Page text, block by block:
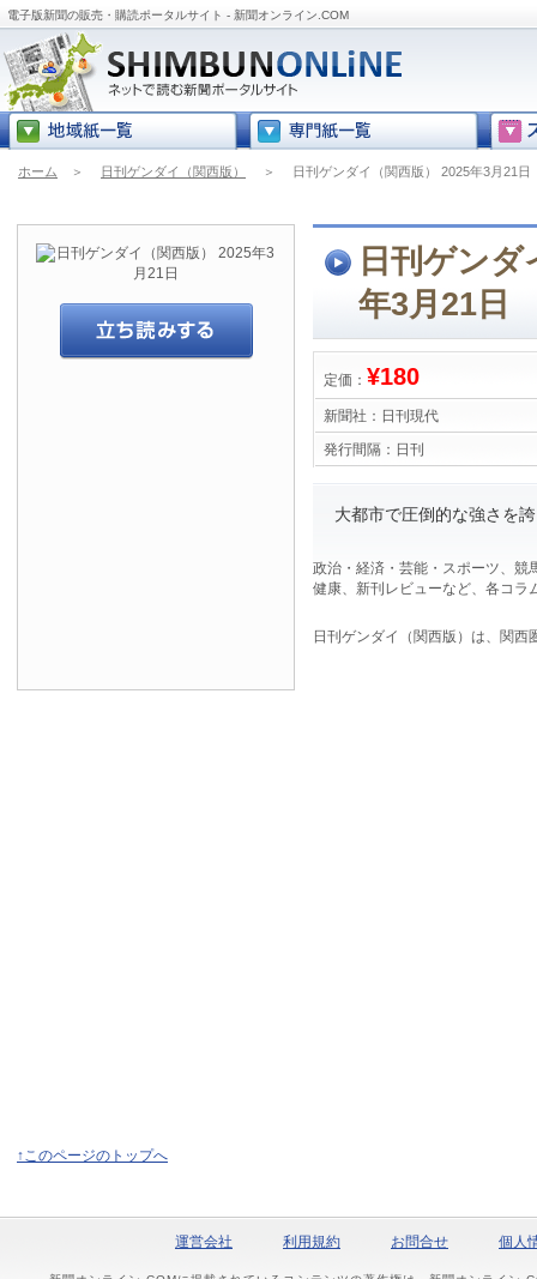
電子版新聞の販売・購読ポータルサイト - 新聞オンライン.COM
ホーム ＞ 日刊ゲンダイ（関西版） ＞ 日刊ゲンダイ（関西版） 2025年3月21日
日刊ゲン
年3月21日
定価： ¥180
新聞社： 日刊現代
発行間隔： 日刊
大都市で圧倒的な強さを
政治・経済・芸能・スポーツ、競
健康、新刊レビューなど、各コラ
日刊ゲンダイ（関西版）は、関
↑このページのトップへ
運営会社 利用規約 お問合せ 個人